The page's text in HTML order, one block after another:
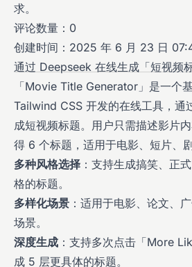
求。
评论数量：0
创建时间：2025 年 6 月 23 日
通过 Deepseek 在线生成「短视频标
「Movie Title Generator」是一个
Tailwind CSS 开发的在线工具，通
成短视频标题。用户只需描述影片
得 6 个标题，适用于电影、短片、
多种风格选择 ：支持生成搞笑、正
格的标题。
多样化场景 ：适用于电影、论文、
场景。
深度生成 ：支持多次点击「More
成 5 层更具体的标题。